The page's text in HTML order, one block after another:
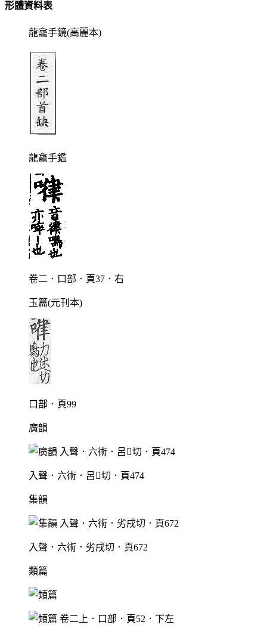
形體資料表
龍龕手鏡(高麗本)
龍龕手鑑
卷二．口部．頁37．右
玉篇(元刊本)
口部．頁99
廣韻
入聲．六術．呂切．頁474
集韻
入聲．六術．劣戌切．頁672
類篇